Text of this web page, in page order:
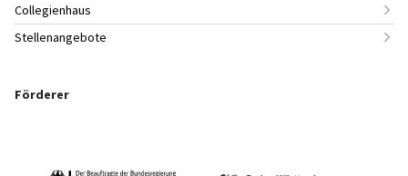
Collegienhaus
Stellenangebote
Förderer